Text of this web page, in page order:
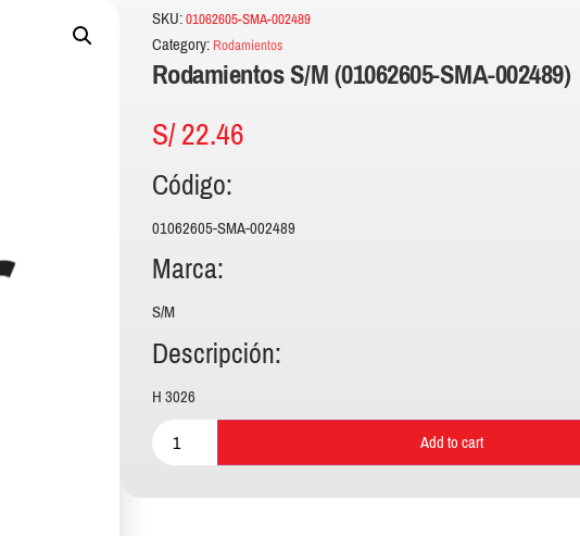
SKU:01062605-SMA-002489
Category: Rodamientos
Rodamientos S/M (01062605-SMA-002489)
S/22.46
Código:
01062605-SMA-002489
Marca:
S/M
Descripción:
H 3026
Add to cart